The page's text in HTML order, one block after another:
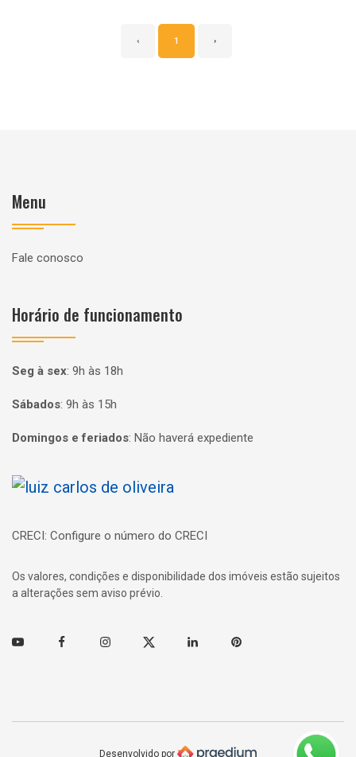
‹ 1 ›
Menu
Fale conosco
Horário de funcionamento
Seg à sex: 9h às 18h
Sábados: 9h às 15h
Domingos e feriados: Não haverá expediente
Página inicial
CRECI: Configure o número do CRECI
Os valores, condições e disponibilidade dos imóveis estão sujeitos
a alterações sem aviso prévio.
Youtube FacebookInstagramTwitter Linkedin Pinterest
Desenvolvido por